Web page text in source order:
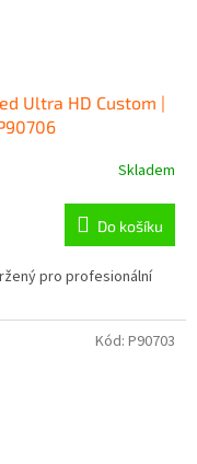
Ultra HD Custom |
Skladem
Do košíku
pro profesionální
Kód: P90703